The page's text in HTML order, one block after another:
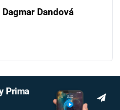
Dagmar Dandová
Prima